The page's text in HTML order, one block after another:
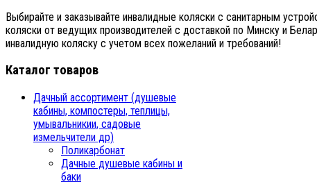
Выбирайте и заказывайте инвалидные коляски с санитарным
коляски от ведущих производителей с доставкой по Минску и
инвалидную коляску с учетом всех пожеланий и требований!
Каталог товаров
Дачный ассортимент (душевые
кабины, компостеры, теплицы,
умывальникии, садовые
измельчители др)
Поликарбонат
Дачные душевые кабины и
баки